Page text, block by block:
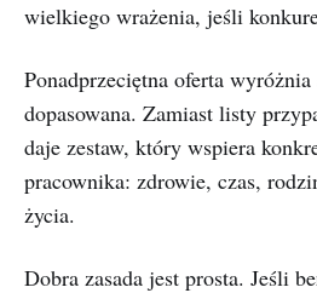
wielkiego wrażenia, jeśli
Ponadprzeciętna oferta
dopasowana. Zamiast listy
daje zestaw, który wspiera
pracownika: zdrowie, czas,
życia.
Dobra zasada jest prosta. Jeśli